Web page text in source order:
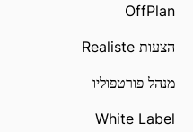
OffPlan
הצעות Realiste
מנהל פורטפוליו
White Label